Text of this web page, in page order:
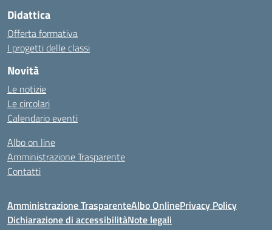
Didattica
Offerta formativa
I progetti delle classi
Novità
Le notizie
Le circolari
Calendario eventi
Albo on line
Amministrazione Trasparente
Contatti
Amministrazione TrasparenteAlbo OnlinePrivacy Policy
Dichiarazione di accessibilitàNote legali